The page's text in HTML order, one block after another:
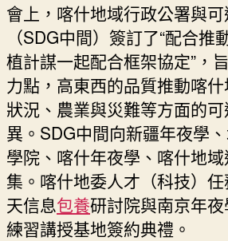
會上，喀什地域行政公署與
（SDG中間）簽訂了“配合
植計謀一起配合框架協定”，
力點，高東西的品質推動喀
狀況、農業與災難等方面的
異。SDG中間向新疆年夜學
學院、喀什年夜學、喀什地
集。喀什地委人才（科技）
天信息包養研討院與南京年
練習講授基地簽約典禮。